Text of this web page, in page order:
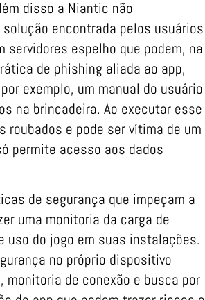
disso a Niantic não
encontrada pelos usuários
servidores espelho que podem, na
de phishing aliada ao app,
exemplo, um manual do usuário
na brincadeira. Ao executar esse
e pode ser vítima de um
permite acesso aos dados
de segurança que impeçam a
uma monitoria da carga de
do jogo em suas instalações.
no próprio dispositivo
de conexão e busca por